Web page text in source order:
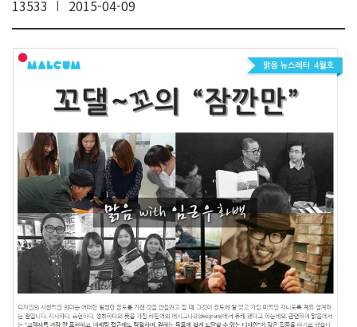
13533 2015-04-09